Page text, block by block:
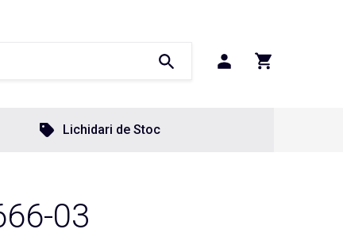
Lichidari de Stoc
03